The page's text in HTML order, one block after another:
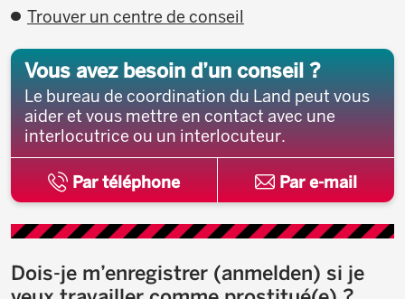
Trouver un centre de conseil
Vous avez besoin d’un conseil ?
Le bureau de coordination du Land peut vous
aider et vous mettre en contact avec une
interlocutrice ou un interlocuteur.
Par téléphone Par e-mail
Dois-je m’enregistrer (anmelden) si je